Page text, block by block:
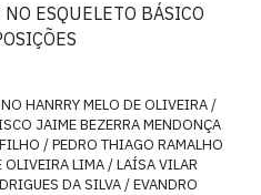
ESQUELETO BÁSICO
HANRRY MELO DE OLIVEIRA /
JAIME BEZERRA MENDONÇA
/ PEDRO THIAGO RAMALHO
OLIVEIRA LIMA / LAÍSA VILAR
DA SILVA / EVANDRO